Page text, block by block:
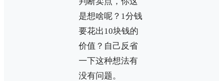
是想啥呢？1分钱
要花出10块钱的
价值？自己反省
一下这种想法有
没有问题。